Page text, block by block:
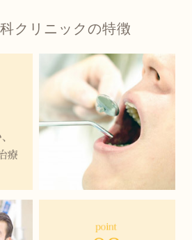
クリニックの特徴